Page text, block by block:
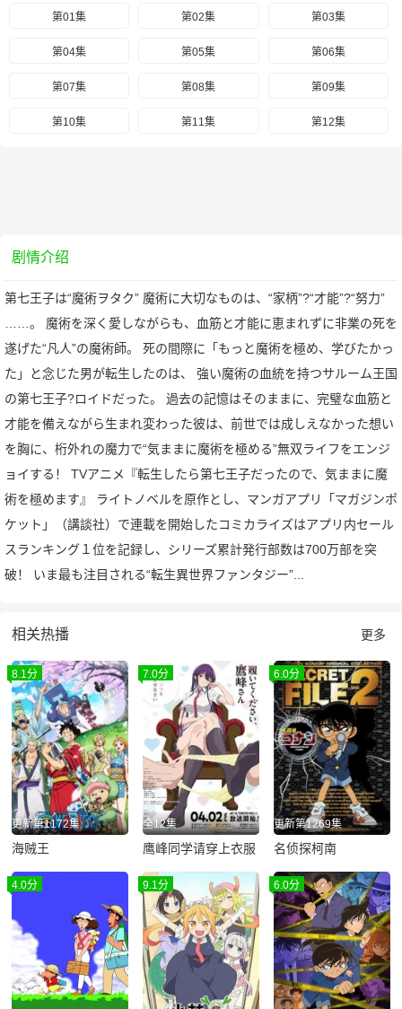
第01集 第02集 第03集
第04集 第05集 第06集
第07集 第08集 第09集
第10集 第11集 第12集
剧情介绍
第七王子は“魔術ヲタク” 魔術に大切なものは、“家柄”?“才能”?“努力”
……。 魔術を深く愛しながらも、血筋と才能に恵まれずに非業の死を
遂げた“凡人”の魔術師。 死の間際に「もっと魔術を極め、学びたかっ
た」と念じた男が転生したのは、 強い魔術の血統を持つサルーム王国
の第七王子?ロイドだった。 過去の記憶はそのままに、完璧な血筋と
才能を備えながら生まれ変わった彼は、前世では成しえなかった想い
を胸に、桁外れの魔力で“気ままに魔術を極める”無双ライフをエンジ
ョイする！ TVアニメ『転生したら第七王子だったので、気ままに魔
術を極めます』 ライトノベルを原作とし、マンガアプリ「マガジンポ
ケット」（講談社）で連載を開始したコミカライズはアプリ内セール
スランキング１位を記録し、シリーズ累計発行部数は700万部を突
破！ いま最も注目される“転生異世界ファンタジー”...
相关热播 更多
8.1分
更新第1172集
海贼王
7.0分
全12集
鹰峰同学请穿上衣服
6.0分
更新第1269集
名侦探柯南
4.0分 9.1分 6.0分